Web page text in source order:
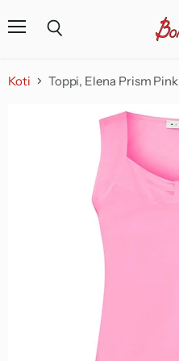
Koti Toppi, Elena Prism Pink